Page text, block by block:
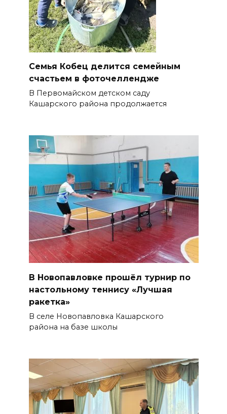
Семья Кобец делится семейным
счастьем в фоточеллендже
В Первомайском детском саду
Кашарского района продолжается
В Новопавловке прошёл турнир по
настольному теннису «Лучшая
ракетка»
В селе Новопавловка Кашарского
района на базе школы